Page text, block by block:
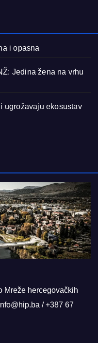
i opasna
Jedina žena na vrhu
ugrožavaju ekosustav
Mreže hercegovačkih
/ +387 67